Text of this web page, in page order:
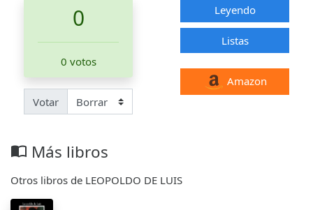
0
0 votos
Votar
Leyendo
Listas
Amazon
import_contacts Más libros
Otros libros de LEOPOLDO DE LUIS